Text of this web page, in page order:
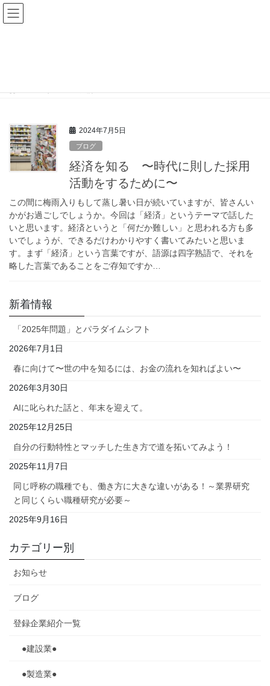
コ
ン
動
ナ
ビ
に
2024年7月5日
ブログ
経済を知る 〜時代に則した採用
活動をするために〜
この間に梅雨入りもして蒸し暑い日が続いていますが、皆さんい
かがお過ごしでしょうか。今回は「経済」というテーマで話した
いと思います。経済というと「何だか難しい」と思われる方も多
いでしょうが、できるだけわかりやすく書いてみたいと思いま
す。まず「経済」という言葉ですが、語源は四字熟語で、それを
略した言葉であることをご存知ですか…
新着情報
「2025年問題」とパラダイムシフト
2026年7月1日
春に向けて〜世の中を知るには、お金の流れを知ればよい〜
2026年3月30日
AIに叱られた話と、年末を迎えて。
2025年12月25日
自分の行動特性とマッチした生き方で道を拓いてみよう！
2025年11月7日
同じ呼称の職種でも、働き方に大きな違いがある！～業界研究
と同じくらい職種研究が必要～
2025年9月16日
カテゴリー別
お知らせ
ブログ
登録企業紹介一覧
●建設業●
●製造業●